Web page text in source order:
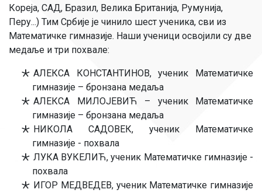
Кореја, САД, Бразил, Велика Британија, Румунија,
Перу...) Тим Србије је чинило шест ученика, сви из
Математичке гимназије. Наши ученици освојили су две
медаље и три похвале:
АЛЕКСА КОНСТАНТИНОВ, ученик Математичке
гимназије – бронзана медаља
АЛЕКСА МИЛОЈЕВИЋ – ученик Математичке
гимназије – бронзана медаља
НИКОЛА САДОВЕК, ученик Математичке
гимназије - похвала
ЛУКА ВУКЕЛИЋ, ученик Математичке гимназије -
похвала
ИГОР МЕДВЕДЕВ, ученик Математичке гимназије